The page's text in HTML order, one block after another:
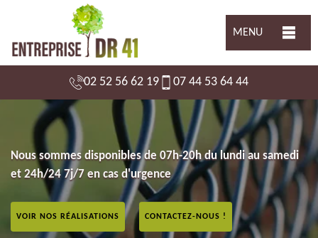
MENU
02 52 56 62 19 07 44 53 64 44
Nous sommes disponibles de 07h-20h du lundi au samedi
et 24h/24 7j/7 en cas d'urgence
VOIR NOS RÉALISATIONS CONTACTEZ-NOUS !